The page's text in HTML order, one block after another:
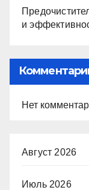
и
Нет
Август 2026
Июль 2026